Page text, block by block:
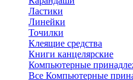
Ластики
Линейки
Точилки
Клеящие средства
Книги канцелярские
Компьютерные
Все Компьютерные